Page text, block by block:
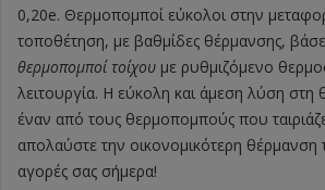
0,20e. Θερμοπομποί εύκολοι στην
τοποθέτηση, με βαθμίδες θέρμανσης,
θερμοπομποί τοίχου με ρυθμιζόμενο
λειτουργία. Η εύκολη και άμεση λύση στη
έναν από τους θερμοπομπούς που
απολαύστε την οικονομικότερη θέρμανση
αγορές σας σήμερα!